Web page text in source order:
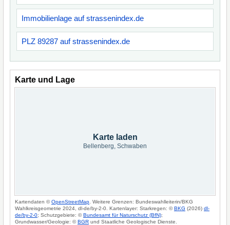
Immobilienlage auf strassenindex.de
PLZ 89287 auf strassenindex.de
Karte und Lage
Karte laden
Bellenberg, Schwaben
Kartendaten ©OpenStreetMap . Weitere Grenzen: Bundeswahlleiterin/BKG
Wahlkreisgeometrie 2024, dl-de/by-2-0. Kartenlayer: Starkregen: ©BKG (2026) dl-
de/by-2-0; Schutzgebiete: ©Bundesamt für Naturschutz (BfN);
Grundwasser/Geologie: ©BGR und Staatliche Geologische Dienste.